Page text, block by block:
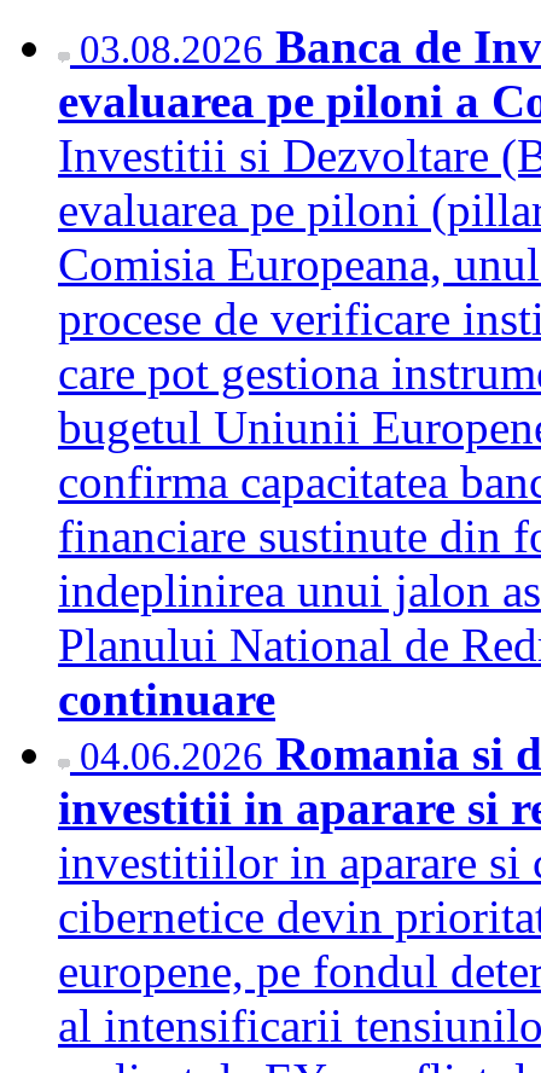
03.08.2026 Banca de
evaluarea pe piloni a
Investitii si Dezvoltare
evaluarea pe piloni
Comisia Europeana,
procese de verificare
care pot gestiona
bugetul Uniunii
confirma capacitatea
financiare sustinute din
indeplinirea unui jalon
Planului National de
continuare
04.06.2026 Romania si
investitii in aparare si
investitiilor in aparare si
cibernetice devin
europene, pe fondul
al intensificarii